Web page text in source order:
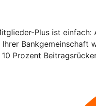
Plus ist einfach:
Bankgemeinschaft
Prozent